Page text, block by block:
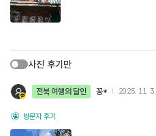
사진 후기만
전북 여행의 달인 꽁* 2025. 11. 3.
방문자 후기